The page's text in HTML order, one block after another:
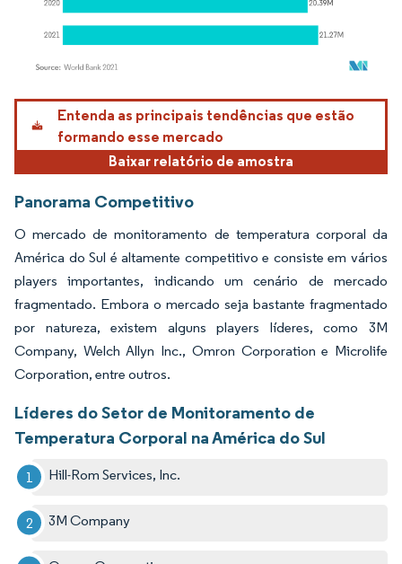
Imagem © Mordor Intelligence. O reuso requer atribuição conforme CC BY 4.0.
Entenda as principais tendências que estão
formando esse mercado
Baixar relatório de amostra
Panorama Competitivo
O mercado de monitoramento de temperatura corporal da
América do Sul é altamente competitivo e consiste em vários
players importantes, indicando um cenário de mercado
fragmentado. Embora o mercado seja bastante fragmentado
por natureza, existem alguns players líderes, como 3M
Company, Welch Allyn Inc., Omron Corporation e Microlife
Corporation, entre outros.
Líderes do Setor de Monitoramento de
Temperatura Corporal na América do Sul
Hill-Rom Services, Inc.
3M Company